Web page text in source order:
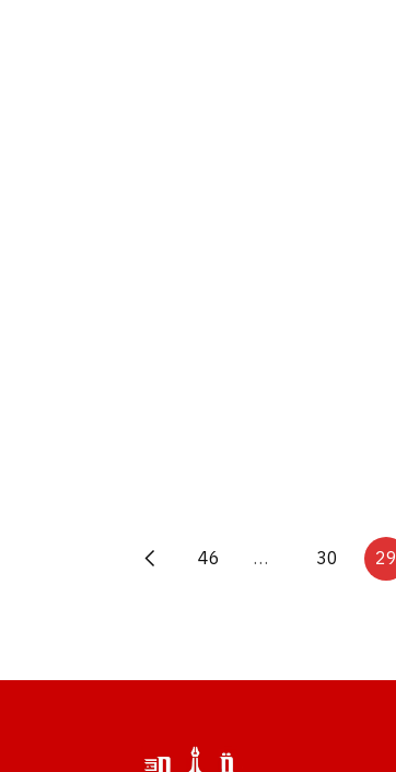
29
30
…
46